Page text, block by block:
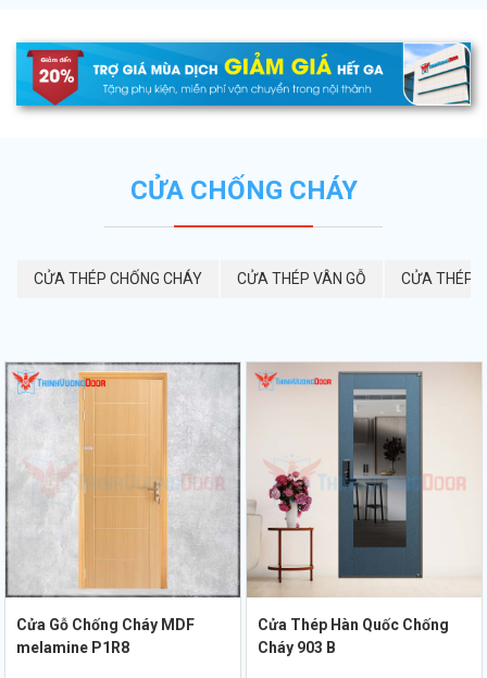
CỬA CHỐNG CHÁY
CỬA THÉP CHỐNG CHÁY CỬA THÉP VÂN GỖ CỬA THÉP
Cửa Gỗ Chống Cháy MDF
melamine P1R8
Cửa Thép Hàn Quốc Chống
Cháy 903 B